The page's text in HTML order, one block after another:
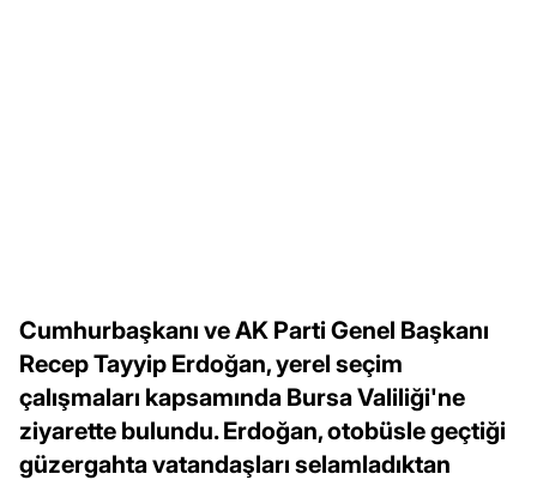
Cumhurbaşkanı ve AK Parti Genel Başkanı
Recep Tayyip Erdoğan, yerel seçim
çalışmaları kapsamında Bursa Valiliği'ne
ziyarette bulundu. Erdoğan, otobüsle geçtiği
güzergahta vatandaşları selamladıktan